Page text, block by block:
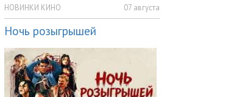
НОВИНКИ КИНО 07 августа
Ночь розыгрышей